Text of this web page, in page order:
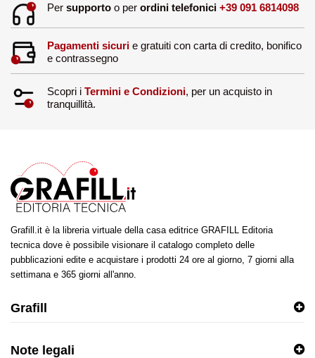
Per supportoo per ordini telefonici +39 091 6814098
Pagamenti sicurie gratuiti con carta di credito, bonifico
e contrassegno
Scopri i Termini e Condizioni, per un acquisto in
tranquillità.
Grafill.it è la libreria virtuale della casa editrice GRAFILL Editoria
tecnica dove è possibile visionare il catalogo completo delle
pubblicazioni edite e acquistare i prodotti 24 ore al giorno, 7 giorni alla
settimana e 365 giorni all'anno.
Grafill
Note legali